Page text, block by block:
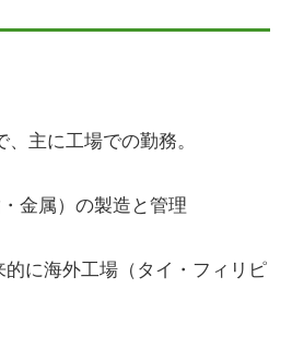
主に工場での勤務。
金属）の製造と管理
的に海外工場（タイ・フィリピ